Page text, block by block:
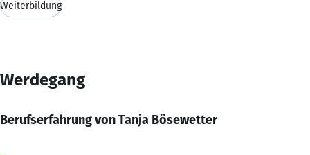
Weiterbildung
Werdegang
Berufserfahrung von Tanja Bösewetter